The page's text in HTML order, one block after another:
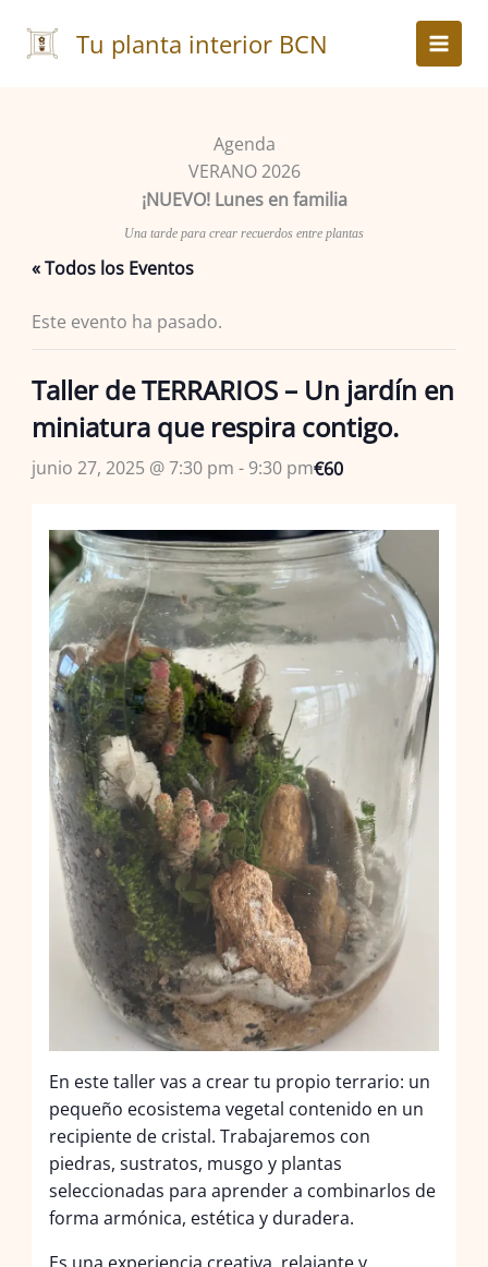
contenido
Tu planta interior BCN
Agenda
VERANO 2026
¡NUEVO! Lunes en familia
Una tarde para crear recuerdos entre plantas
« Todos los Eventos
Este evento ha pasado.
Taller de TERRARIOS – Un jardín en
miniatura que respira contigo.
junio 27, 2025 @ 7:30 pm - 9:30 pm€60
En este taller vas a crear tu propio terrario: un
pequeño ecosistema vegetal contenido en un
recipiente de cristal. Trabajaremos con
piedras, sustratos, musgo y plantas
seleccionadas para aprender a combinarlos de
forma armónica, estética y duradera.